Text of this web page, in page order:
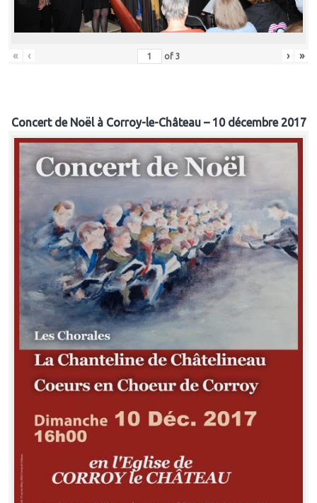
« ‹ of 3 › »
Concert de Noël à Corroy-le-Château – 10 décembre 2017